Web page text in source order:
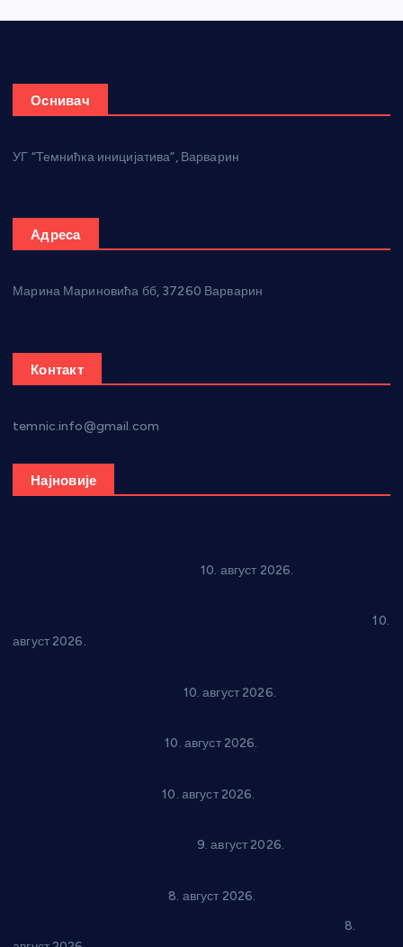
Оснивач
УГ “Темнићка иницијатива”, Варварин
Адреса
Марина Мариновића бб, 37260 Варварин
Контакт
temnic.info@gmail.com
Најновије
10. август 2026.
10.
август 2026.
10. август 2026.
10. август 2026.
10. август 2026.
9. август 2026.
8. август 2026.
8.